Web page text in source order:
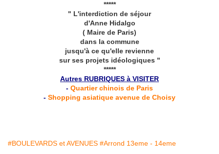
*****
" L'interdiction de séjour
d'Anne Hidalgo
( Maire de Paris)
dans la commune
jusqu'à ce qu'elle revienne
sur ses projets idéologiques "
*****
Autres RUBRIQUES à VISITER
- Quartier chinois de Paris
- Shopping asiatique avenue de Choisy
#BOULEVARDS et AVENUES #Arrond 13eme - 14eme